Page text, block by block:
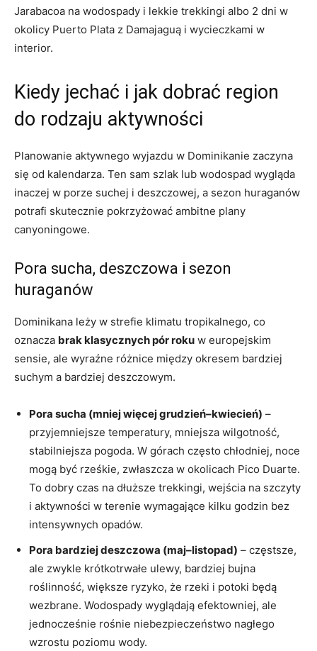
Jarabacoa na wodospady i lekkie trekkingi albo 2 dni w
okolicy Puerto Plata z Damajaguą i wycieczkami w
interior.
Kiedy jechać i jak dobrać region
do rodzaju aktywności
Planowanie aktywnego wyjazdu w Dominikanie zaczyna
się od kalendarza. Ten sam szlak lub wodospad wygląda
inaczej w porze suchej i deszczowej, a sezon huraganów
potrafi skutecznie pokrzyżować ambitne plany
canyoningowe.
Pora sucha, deszczowa i sezon
huraganów
Dominikana leży w strefie klimatu tropikalnego, co
oznacza brak klasycznych pór roku w europejskim
sensie, ale wyraźne różnice między okresem bardziej
suchym a bardziej deszczowym.
Pora sucha (mniej więcej grudzień–kwiecień) –
przyjemniejsze temperatury, mniejsza wilgotność,
stabilniejsza pogoda. W górach często chłodniej, noce
mogą być rześkie, zwłaszcza w okolicach Pico Duarte.
To dobry czas na dłuższe trekkingi, wejścia na szczyty
i aktywności w terenie wymagające kilku godzin bez
intensywnych opadów.
Pora bardziej deszczowa (maj–listopad) – częstsze,
ale zwykle krótkotrwałe ulewy, bardziej bujna
roślinność, większe ryzyko, że rzeki i potoki będą
wezbrane. Wodospady wyglądają efektowniej, ale
jednocześnie rośnie niebezpieczeństwo nagłego
wzrostu poziomu wody.